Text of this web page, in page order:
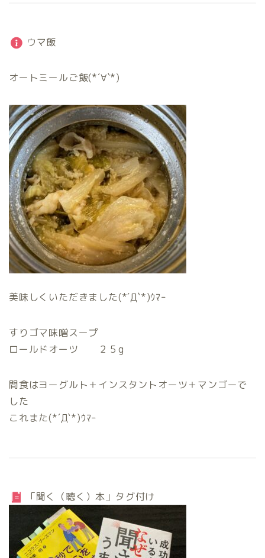
ウマ飯
オートミールご飯(*´∀`*)
美味しくいただきました(*´Д`*)ｳﾏｰ
すりゴマ味噌スープ
ロールドオーツ ２５g
間食はヨーグルト＋インスタントオーツ＋マンゴーで
した
これまた(*´Д`*)ｳﾏｰ
「聞く（聴く）本」タグ付け